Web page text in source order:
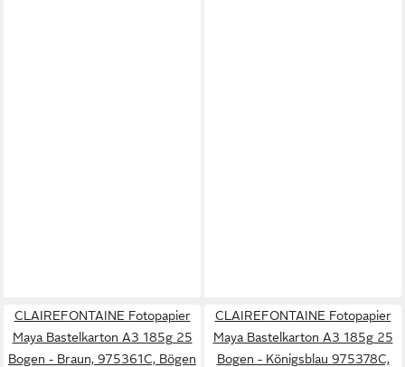
CLAIREFONTAINE Fotopapier
Maya Bastelkarton A3 185g 25
Bogen - Braun, 975361C, Bögen
CLAIREFONTAINE Fotopapier
Maya Bastelkarton A3 185g 25
Bogen - Königsblau 975378C,